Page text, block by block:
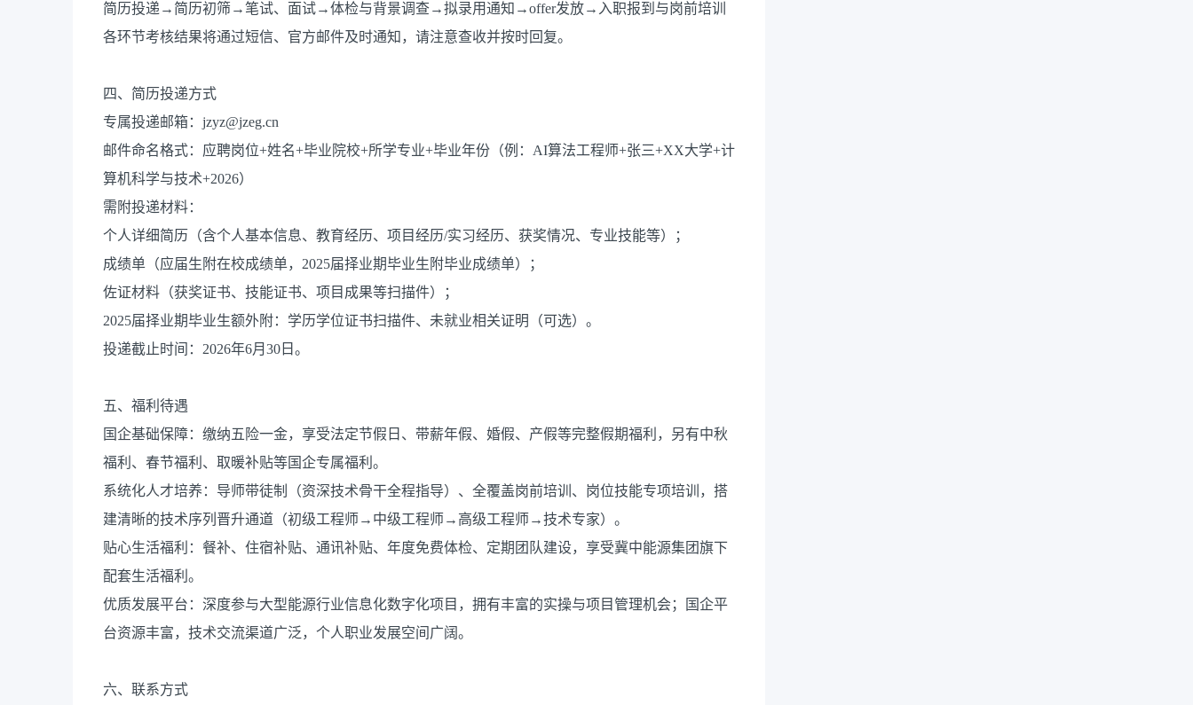
简历投递→简历初筛→笔试、面试→体检与背景调查→拟录用通知→offer发放→入职报到与岗前培训
各环节考核结果将通过短信、官方邮件及时通知，请注意查收并按时回复。
四、简历投递方式
专属投递邮箱：jzyz@jzeg.cn
邮件命名格式：应聘岗位+姓名+毕业院校+所学专业+毕业年份（例：AI算法工程师+张三+XX大学+计
算机科学与技术+2026）
需附投递材料：
个人详细简历（含个人基本信息、教育经历、项目经历/实习经历、获奖情况、专业技能等）；
成绩单（应届生附在校成绩单，2025届择业期毕业生附毕业成绩单）；
佐证材料（获奖证书、技能证书、项目成果等扫描件）；
2025届择业期毕业生额外附：学历学位证书扫描件、未就业相关证明（可选）。
投递截止时间：2026年6月30日。
五、福利待遇
国企基础保障：缴纳五险一金，享受法定节假日、带薪年假、婚假、产假等完整假期福利，另有中秋
福利、春节福利、取暖补贴等国企专属福利。
系统化人才培养：导师带徒制（资深技术骨干全程指导）、全覆盖岗前培训、岗位技能专项培训，搭
建清晰的技术序列晋升通道（初级工程师→中级工程师→高级工程师→技术专家）。
贴心生活福利：餐补、住宿补贴、通讯补贴、年度免费体检、定期团队建设，享受冀中能源集团旗下
配套生活福利。
优质发展平台：深度参与大型能源行业信息化数字化项目，拥有丰富的实操与项目管理机会；国企平
台资源丰富，技术交流渠道广泛，个人职业发展空间广阔。
六、联系方式